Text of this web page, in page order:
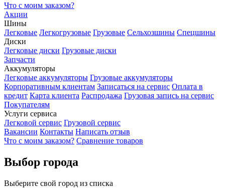
Что с моим заказом?
Акции
Шины
Легковые Легкогрузовые Грузовые Сельхозшины Спецшины
Диски
Легковые диски Грузовые диски
Запчасти
Аккумуляторы
Легковые аккумуляторы Грузовые аккумуляторы
Корпоративным клиентам Записаться на сервис Оплата в
кредит Карта клиента Распродажа Грузовая запись на сервис
Покупателям
Услуги сервиса
Легковой сервис Грузовой сервис
Вакансии Контакты Написать отзыв
Что с моим заказом? Сравнение товаров
Выбор города
Выберите свой город из списка